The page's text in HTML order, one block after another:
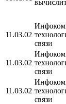
11.03.02
связи
11.03.02
связи
11.03.02
связи